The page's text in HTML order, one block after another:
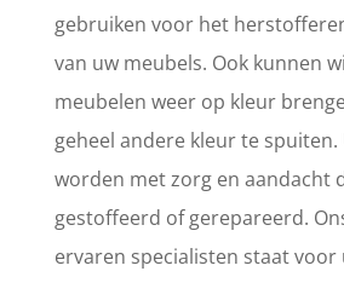
gebruiken voor het
van uw meubels. Ook kunnen
meubelen weer op kleur
geheel andere kleur te spuiten.
worden met zorg en aandacht
gestoffeerd of gerepareerd.
ervaren specialisten staat voor